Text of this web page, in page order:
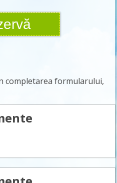
completarea formularului,